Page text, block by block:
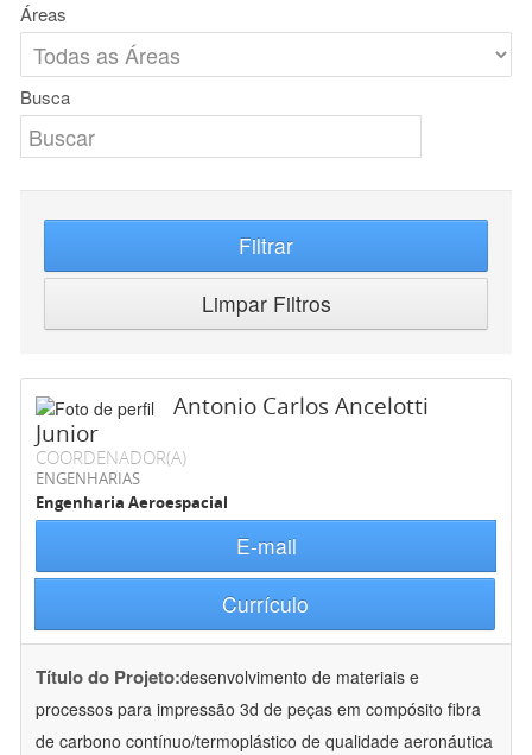
Áreas
Busca
Filtrar
Limpar Filtros
Antonio Carlos Ancelotti
Junior
COORDENADOR(A)
ENGENHARIAS
Engenharia Aeroespacial
E-mail
Currículo
Título do Projeto:desenvolvimento de materiais e
processos para impressão 3d de peças em compósito fibra
de carbono contínuo/termoplástico de qualidade aeronáutica